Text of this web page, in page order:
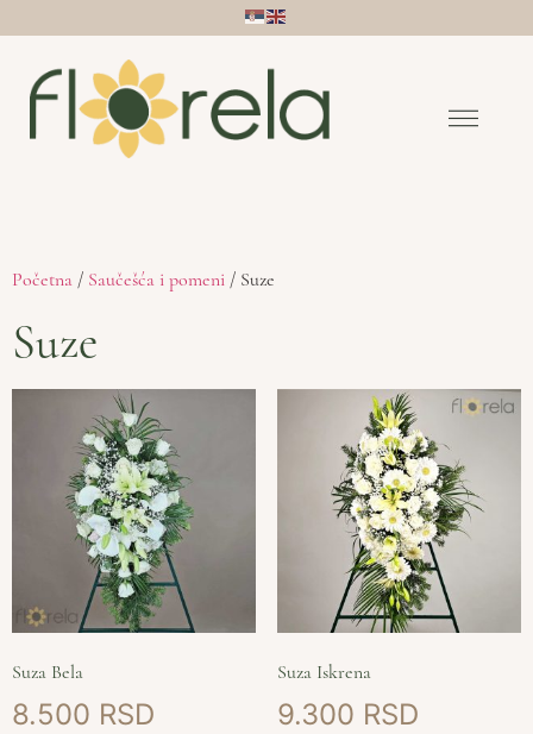
Početna / Saučešća i pomeni / Suze
Suze
Suza Bela
8.500
Suza Iskrena
9.300